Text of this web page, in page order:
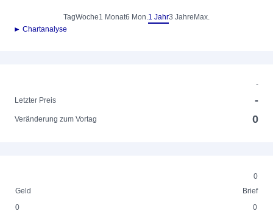
TagWoche1 Monat6 Mon.1 Jahr3 Jahre Max.
► Chartanalyse
-
Letzter Preis
-
Veränderung zum Vortag 0
0
Geld
Brief
0
0